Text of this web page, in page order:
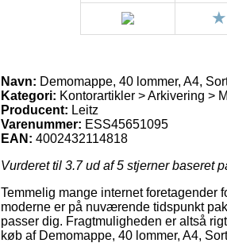
Navn: Demomappe, 40 lommer, A4,
Kategori: Kontorartikler > Arkivering >
Producent: Leitz
Varenummer: ESS45651095
EAN: 4002432114818
Vurderet til 3.7ud af 5 stjerner baseret
Temmelig mange internet foretagender
moderne er på nuværende tidspunkt
passer dig. Fragtmuligheden er altså
køb af Demomappe, 40 lommer, A4,